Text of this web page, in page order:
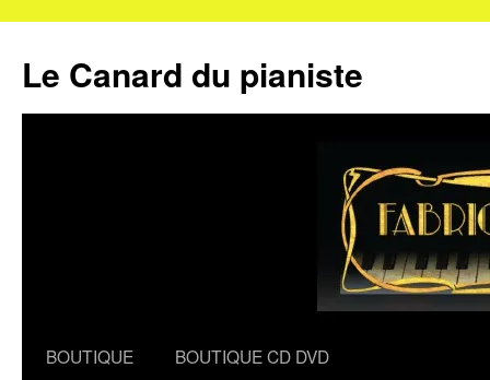
Le Canard du pianiste
Aller
BOUTIQUE
BOUTIQUE CD DVD